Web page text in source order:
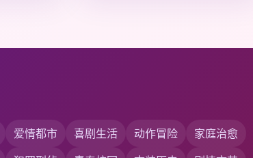
爱情都市 喜剧生活 动作冒险
家庭治愈